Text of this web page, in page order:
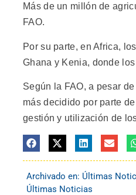
Más de un millón de
FAO.
Por su parte, en Africa,
Ghana y Kenia, donde
Según la FAO, a pesar
más decidido por parte
gestión y utilización de
Archivado en: Últimas
Últimas Noticias